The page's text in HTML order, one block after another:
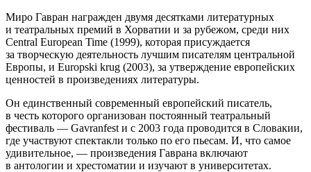
Миро Гавран награжден двумя десятками литературных
и театральных премий в Хорватии и за рубежом, среди них
Central European Time (1999), которая присуждается
за творческую деятельность лучшим писателям центральной
Европы, и Europski krug (2003), за утверждение европейских
ценностей в произведениях литературы.
Он единственный современный европейский писатель,
в честь которого организован постоянный театральный
фестиваль — Gavranfest и с 2003 года проводится в Словакии,
где участвуют спектакли только по его пьесам. И, что самое
удивительное, — произведения Гаврана включают
в антологии и хрестоматии и изучают в университетах.